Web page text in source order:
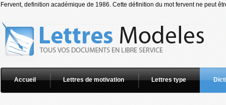
Fervent, definition académique de 1986. Cette définition du mot fervent ne peut
Accueil Lettres de motivation Lettres type